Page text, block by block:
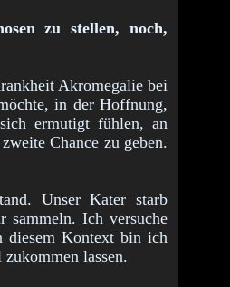
zu stellen, noch,
Akromegalie bei
in der Hoffnung,
ermutigt fühlen, an
Chance zu geben.
Unser Kater starb
sammeln. Ich versuche
diesem Kontext bin ich
lassen.